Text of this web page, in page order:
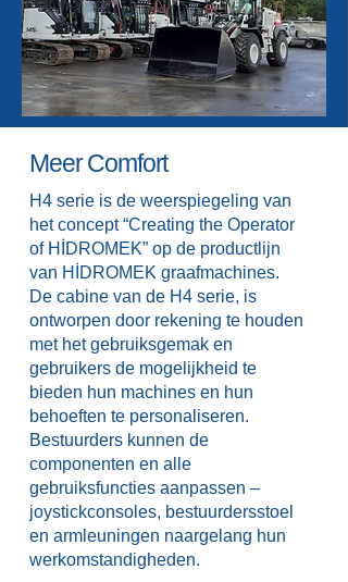
Meer Comfort
H4 serie is de weerspiegeling van
het concept “Creating the Operator
of HİDROMEK” op de productlijn
van HİDROMEK graafmachines.
De cabine van de H4 serie, is
ontworpen door rekening te houden
met het gebruiksgemak en
gebruikers de mogelijkheid te
bieden hun machines en hun
behoeften te personaliseren.
Bestuurders kunnen de
componenten en alle
gebruiksfuncties aanpassen –
joystickconsoles, bestuurdersstoel
en armleuningen naargelang hun
werkomstandigheden.